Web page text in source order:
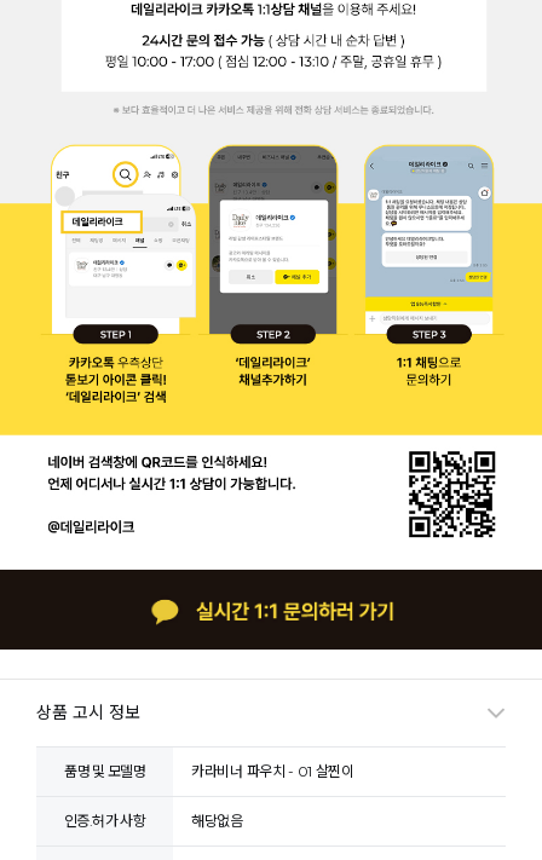
상품 고시 정보
품명 및 모델명 카라비너 파우치 - 01 살찐이
인증.허가 사항 해당없음